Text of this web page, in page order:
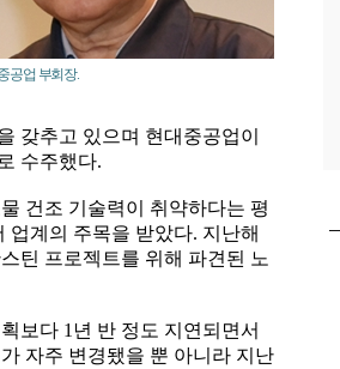
공업 부회장.
갖추고 있으며 현대중공업이
수주했다.
건조 기술력이 취약하다는 평
계의 주목을 받았다. 지난해
틴 프로젝트를 위해 파견된 노
보다 1년 반 정도 지연되면서
자주 변경됐을 뿐 아니라 지난